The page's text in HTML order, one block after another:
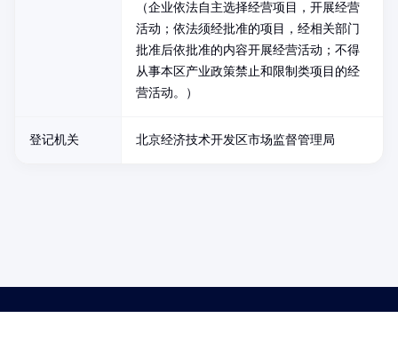
（企业依法自主选择经营项目，开展经营
活动；依法须经批准的项目，经相关部门
批准后依批准的内容开展经营活动；不得
从事本区产业政策禁止和限制类项目的经
营活动。）
登记机关 北京经济技术开发区市场监督管理局